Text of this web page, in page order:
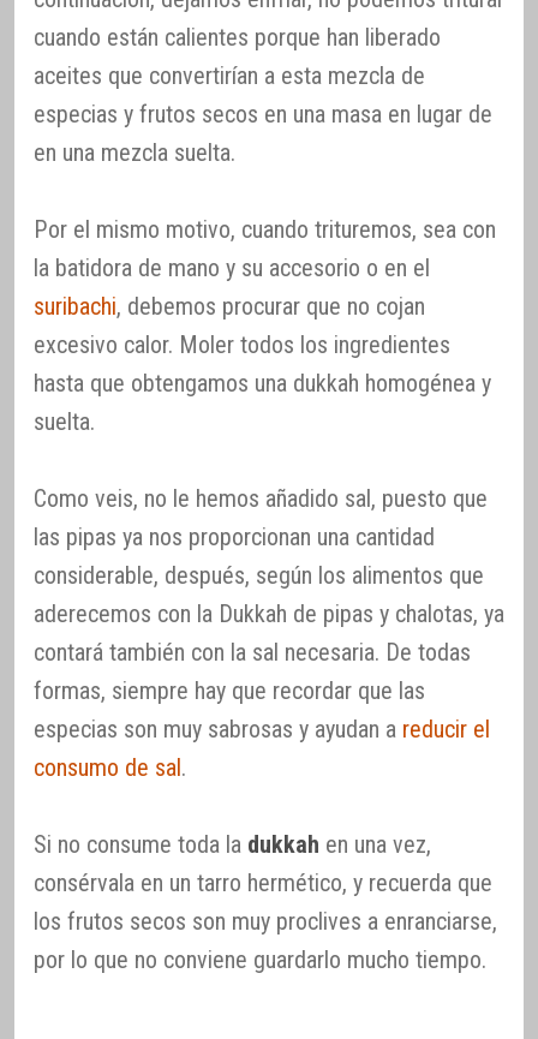
cuando están calientes porque han liberado
aceites que convertirían a esta mezcla de
especias y frutos secos en una masa en lugar de
en una mezcla suelta.
Por el mismo motivo, cuando trituremos, sea con
la batidora de mano y su accesorio o en el
suribachi, debemos procurar que no cojan
excesivo calor. Moler todos los ingredientes
hasta que obtengamos una dukkah homogénea y
suelta.
Como veis, no le hemos añadido sal, puesto que
las pipas ya nos proporcionan una cantidad
considerable, después, según los alimentos que
aderecemos con la Dukkah de pipas y chalotas, ya
contará también con la sal necesaria. De todas
formas, siempre hay que recordar que las
especias son muy sabrosas y ayudan a reducir el
consumo de sal.
Si no consume toda la dukkah en una vez,
consérvala en un tarro hermético, y recuerda que
los frutos secos son muy proclives a enranciarse,
por lo que no conviene guardarlo mucho tiempo.